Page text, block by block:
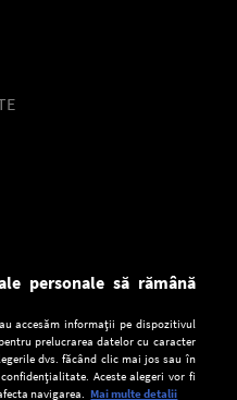
FM pentru smartphone:
personale să rămână
accesăm informații pe dispozitivul
prelucrarea datelor cu caracter
dvs. făcând clic mai jos sau în
Aceste alegeri vor fi
navigarea. Mai multe detalii